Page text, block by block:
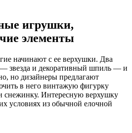
игрушки,
элементы
начинают с ее верхушки. Два
звезда и декоративный шпиль — и
но дизайнеры предлагают
в него винтажую фигурку
снежинку. Интересную верхушку
условиях из обычной елочной